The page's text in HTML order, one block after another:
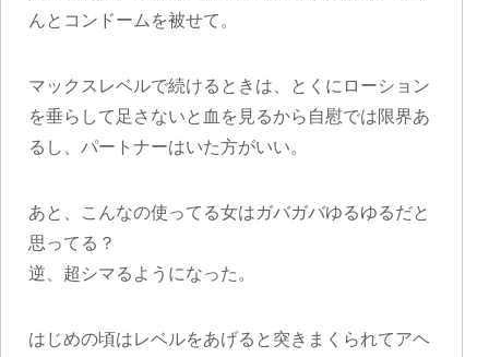
んとコンドームを被せて。
マックスレベルで続けるときは、とくにローション
を垂らして足さないと血を見るから自慰では限界あ
るし、パートナーはいた方がいい。
あと、こんなの使ってる女はガバガバゆるゆるだと
思ってる？
逆、超シマるようになった。
はじめの頃はレベルをあげると突きまくられてアヘ